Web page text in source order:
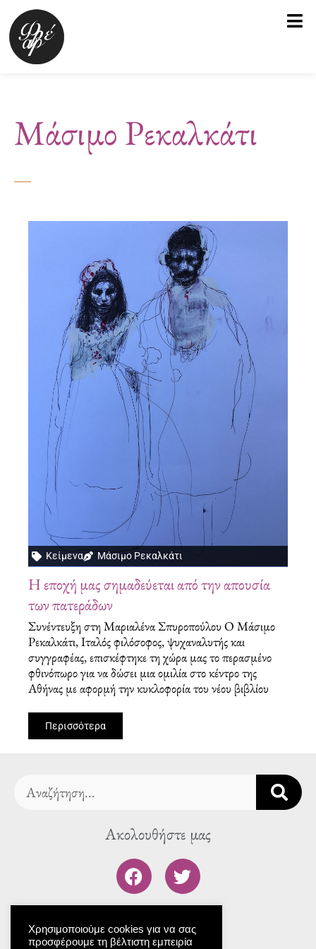
Μετάβαση
στο
περιεχόμενο
Μάσιμο Ρεκαλκάτι
Κείμενα Μάσιμο Ρεκαλκάτι
Η εποχή μας σημαδεύεται από την απουσία
των πατεράδων
Συνέντευξη στη Μαριαλένα Σπυροπούλου Ο Μάσιμο
Ρεκαλκάτι, Ιταλός φιλόσοφος, ψυχαναλυτής και
συγγραφέας, επισκέφτηκε τη χώρα μας το περασμένο
φθινόπωρο για να δώσει μια ομιλία στο κέντρο της
Αθήνας με αφορμή την κυκλοφορία του νέου βιβλίου
Περισσότερα
Search
Ακολουθήστε μας
F
a
c
b
T
w
i
t
Χρησιμοποιούμε cookies για να σας
προσφέρουμε τη βέλτιστη εμπειρία